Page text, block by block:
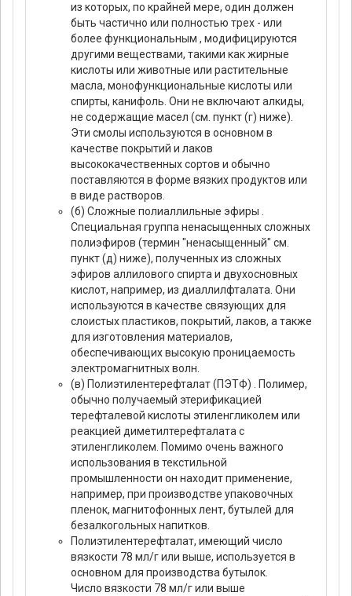
из которых, по крайней мере, один должен
быть частично или полностью трех - или
более функциональным , модифицируются
другими веществами, такими как жирные
кислоты или животные или растительные
масла, монофункциональные кислоты или
спирты, канифоль. Они не включают алкиды,
не содержащие масел (см. пункт (г) ниже).
Эти смолы используются в основном в
качестве покрытий и лаков
высококачественных сортов и обычно
поставляются в форме вязких продуктов или
в виде растворов.
(б) Сложные полиаллильные эфиры .
Специальная группа ненасыщенных сложных
полиэфиров (термин "ненасыщенный" см.
пункт (д) ниже), полученных из сложных
эфиров аллилового спирта и двухосновных
кислот, например, из диаллилфталата. Они
используются в качестве связующих для
слоистых пластиков, покрытий, лаков, а также
для изготовления материалов,
обеспечивающих высокую проницаемость
электромагнитных волн.
(в) Полиэтилентерефталат (ПЭТФ) . Полимер,
обычно получаемый этерификацией
терефталевой кислоты этиленгликолем или
реакцией диметилтерефталата с
этиленгликолем. Помимо очень важного
использования в текстильной
промышленности он находит применение,
например, при производстве упаковочных
пленок, магнитофонных лент, бутылей для
безалкогольных напитков.
Полиэтилентерефталат, имеющий число
вязкости 78 мл/г или выше, используется в
основном для производства бутылок.
Число вязкости 78 мл/г или выше